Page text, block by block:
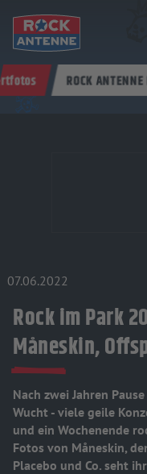
& PROGRAMM AKTIONEN &
ROCK
07.06.2022
Rock im Park
Måneskin,
Nach zwei Jahren
Wucht - viele geile
und ein Wochenende
Fotos von Måneskin,
Placebo und Co. seht